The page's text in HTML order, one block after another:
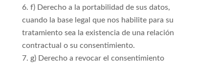
f) Derecho a la portabilidad de sus datos,
cuando la base legal que nos habilite para su
tratamiento sea la existencia de una relación
contractual o su consentimiento.
g) Derecho a revocar el consentimiento